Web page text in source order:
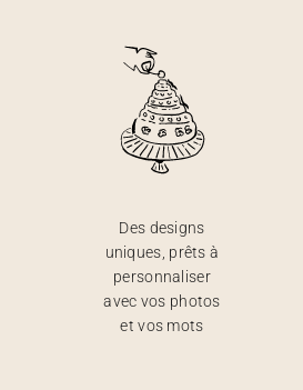
Des designs
uniques, prêts à
personnaliser
avec vos photos
et vos mots